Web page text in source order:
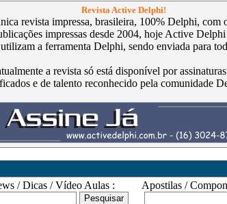
Revista Active Delphi!
revista impressa, brasileira, 100% Delphi, com
impressas desde 2004, hoje Active
a ferramenta Delphi, sendo enviada para
a revista só está disponível por
e de talento reconhecido pela comunidade
/ Dicas / Vídeo Aulas :
Apostilas /